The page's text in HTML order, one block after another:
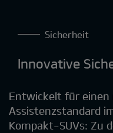
Sicherheit
Innovative
Entwickelt für
Assistenzstandard
Kompakt-SUVs: Zu